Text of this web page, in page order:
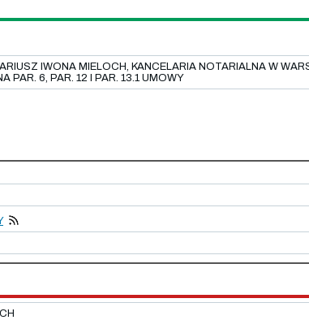
IWONA MIELOCH, KANCELARIA NOTARIALNA W
PAR. 6, PAR. 12 I PAR. 13.1 UMOWY